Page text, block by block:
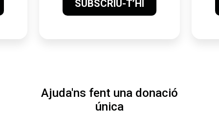
SUBSCRIU-T’HI
Ajuda'ns fent una donació
única